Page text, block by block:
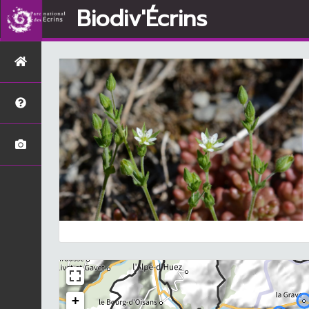
Biodiv'Écrins
+